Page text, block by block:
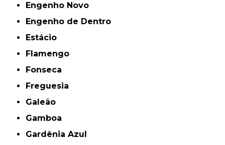
Engenho Novo
Engenho de Dentro
Estácio
Flamengo
Fonseca
Freguesia
Galeão
Gamboa
Gardênia Azul